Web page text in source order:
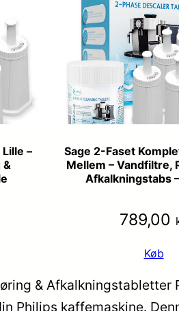
–
&
Sage 2-Faset
Mellem – Vandfiltre,
Afkalkningstabs
789,00
Køb
&
Philips kaffemaskine.